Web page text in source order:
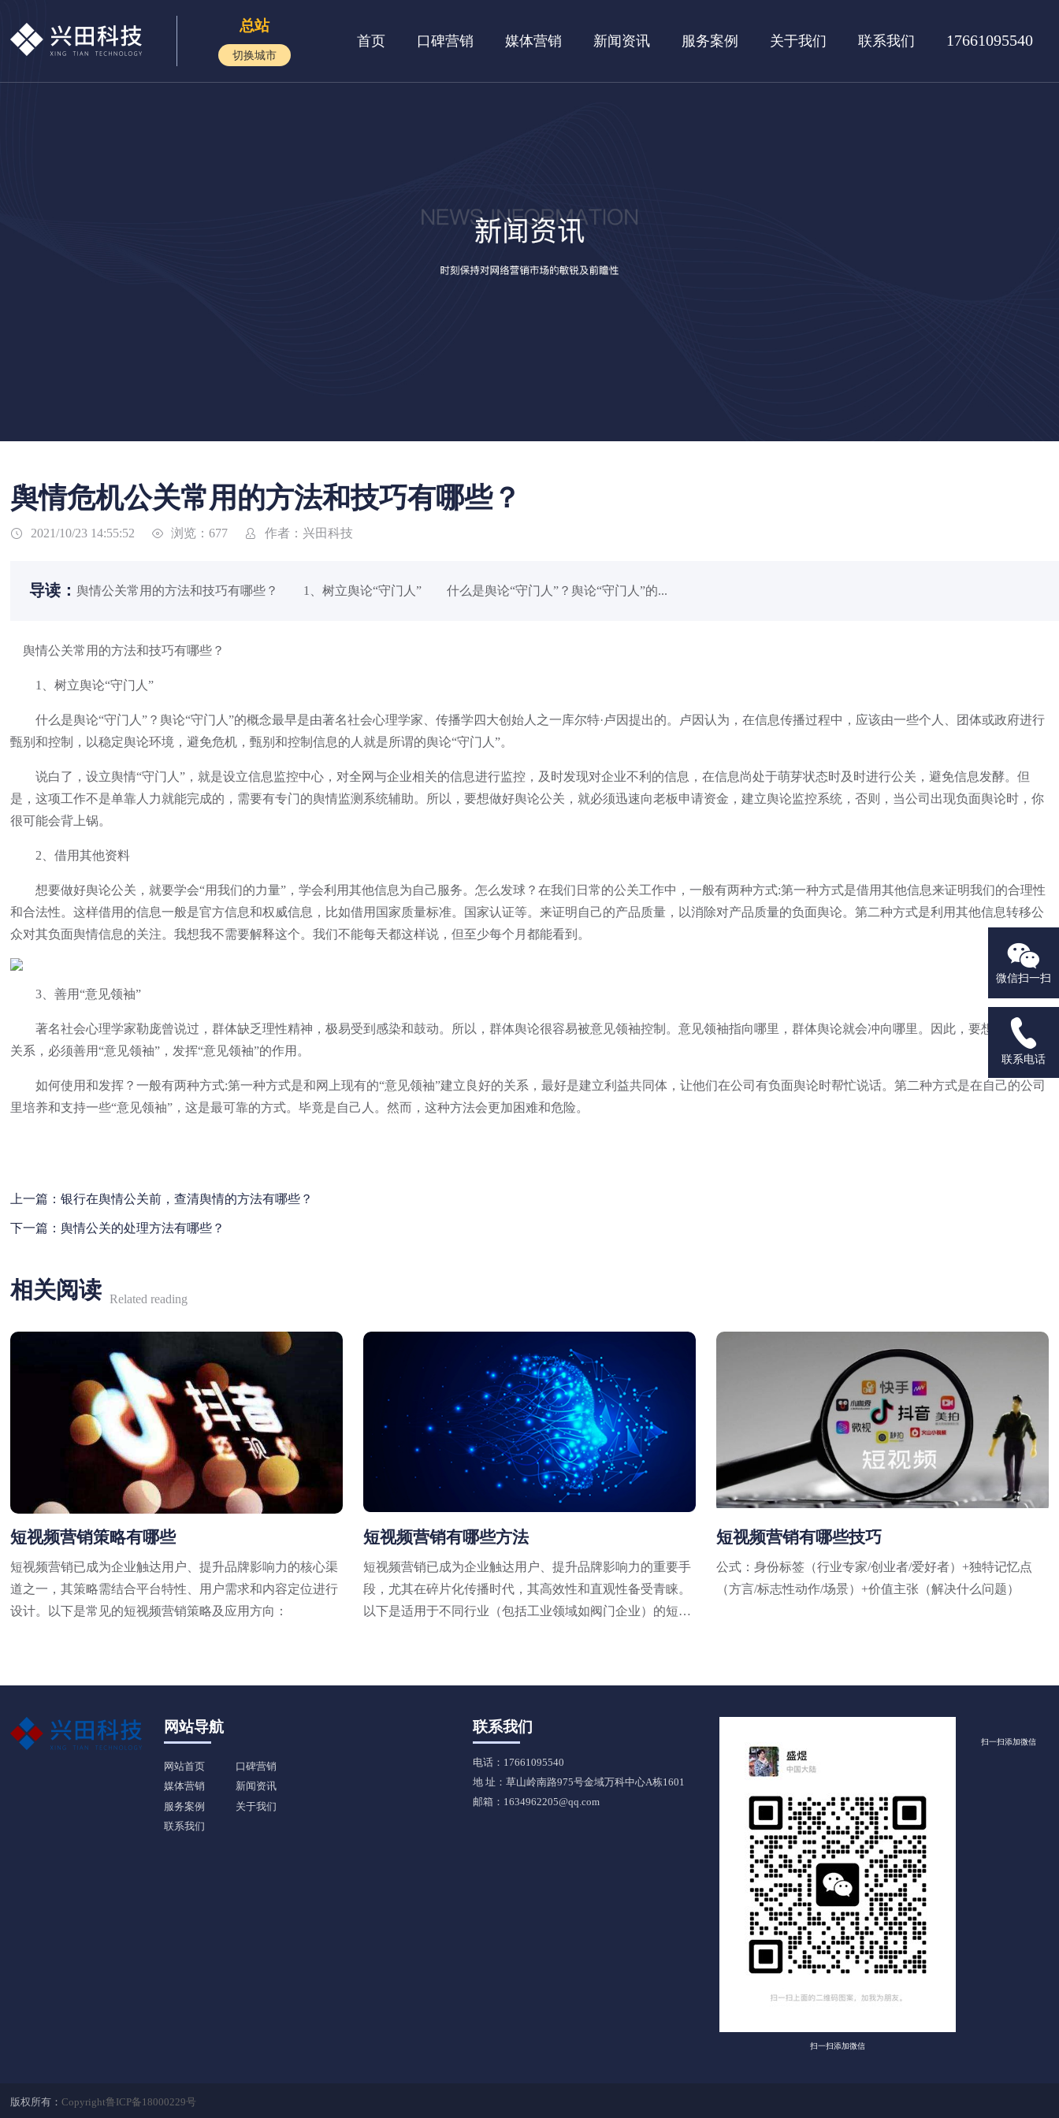
总站
切换城市
首页 口碑营销 媒体营销 新闻资讯 服务案例 关于我们 联系我们 17661095540
舆情危机公关常用的方法和技巧有哪些？
 2021/10/23 14:55:52  浏览：677  作者：兴田科技
导读：舆情公关常用的方法和技巧有哪些？ 1、树立舆论“守门人” 什么是舆论“守门人”？舆论“守门人”的...
舆情公关常用的方法和技巧有哪些？
1、树立舆论“守门人”
什么是舆论“守门人”？舆论“守门人”的概念最早是由著名社会心理学家、传播学四大创始人之一库尔特·卢因提出的。卢因认为，在信息传播过程中，应该由一些个人、团体或政府进行
甄别和控制，以稳定舆论环境，避免危机，甄别和控制信息的人就是所谓的舆论“守门人”。
说白了，设立舆情“守门人”，就是设立信息监控中心，对全网与企业相关的信息进行监控，及时发现对企业不利的信息，在信息尚处于萌芽状态时及时进行公关，避免信息发酵。但
是，这项工作不是单靠人力就能完成的，需要有专门的舆情监测系统辅助。所以，要想做好舆论公关，就必须迅速向老板申请资金，建立舆论监控系统，否则，当公司出现负面舆论时，你
很可能会背上锅。
2、借用其他资料
想要做好舆论公关，就要学会“用我们的力量”，学会利用其他信息为自己服务。怎么发球？在我们日常的公关工作中，一般有两种方式:第一种方式是借用其他信息来证明我们的合理性
和合法性。这样借用的信息一般是官方信息和权威信息，比如借用国家质量标准。国家认证等。来证明自己的产品质量，以消除对产品质量的负面舆论。第二种方式是利用其他信息转移公
众对其负面舆情信息的关注。我想我不需要解释这个。我们不能每天都这样说，但至少每个月都能看到。
3、善用“意见领袖”
著名社会心理学家勒庞曾说过，群体缺乏理性精神，极易受到感染和鼓动。所以，群体舆论很容易被意见领袖控制。意见领袖指向哪里，群体舆论就会冲向哪里。因此，要想做好公共
关系，必须善用“意见领袖”，发挥“意见领袖”的作用。
如何使用和发挥？一般有两种方式:第一种方式是和网上现有的“意见领袖”建立良好的关系，最好是建立利益共同体，让他们在公司有负面舆论时帮忙说话。第二种方式是在自己的公司
里培养和支持一些“意见领袖”，这是最可靠的方式。毕竟是自己人。然而，这种方法会更加困难和危险。
上一篇：银行在舆情公关前，查清舆情的方法有哪些？
下一篇：舆情公关的处理方法有哪些？
相关阅读 Related reading
短视频营销策略有哪些
短视频营销已成为企业触达用户、提升品牌影响力的核心渠
道之一，其策略需结合平台特性、用户需求和内容定位进行
设计。以下是常见的短视频营销策略及应用方向：
短视频营销有哪些方法
短视频营销已成为企业触达用户、提升品牌影响力的重要手
段，尤其在碎片化传播时代，其高效性和直观性备受青睐。
以下是适用于不同行业（包括工业领域如阀门企业）的短视
短视频营销有哪些技巧
公式：身份标签（行业专家/创业者/爱好者）+独特记忆点
（方言/标志性动作/场景）+价值主张（解决什么问题）
网站导航
网站首页
口碑营销
媒体营销
新闻资讯
服务案例
关于我们
联系我们
联系我们
电话：17661095540
地 址：草山岭南路975号金域万科中心A栋1601
邮箱：1634962205@qq.com
扫一扫添加微信
扫一扫添加微信
版权所有：Copyright鲁ICP备18000229号

微信扫一扫

联系电话